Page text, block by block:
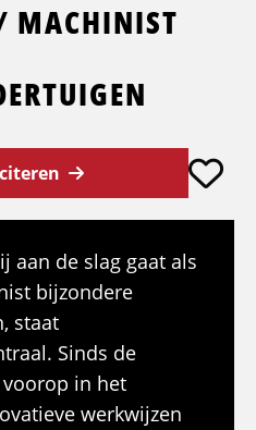
MACHINIST
aan de slag gaat als
bijzondere
staat
Sinds de
in het
werkwijzen